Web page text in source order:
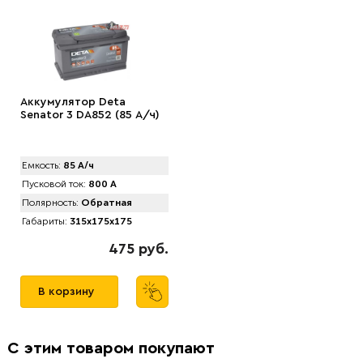
Аккумулятор Deta
Senator 3 DA852 (85 А/ч)
Емкость: 85 А/ч
Пусковой ток: 800 А
Полярность: Обратная
Габариты: 315x175x175
475 руб.
В корзину
С этим товаром покупают